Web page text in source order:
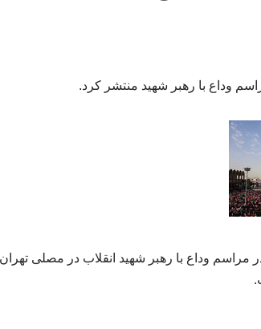
وداع با رهبر شهید منتشر کرد.
مراسم وداع با رهبر شهید انقلاب در مصلی تهران